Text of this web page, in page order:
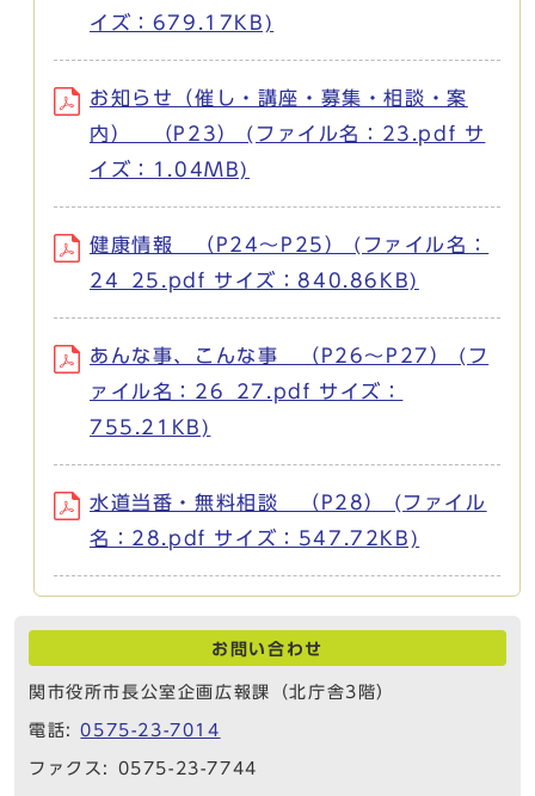
イズ：679.17KB)
お知らせ（催し・講座・募集・相談・案
内） （P23） (ファイル名：23.pdf サ
イズ：1.04MB)
健康情報 （P24～P25） (ファイル名：
24_25.pdf サイズ：840.86KB)
あんな事、こんな事 （P26～P27） (フ
ァイル名：26_27.pdf サイズ：
755.21KB)
水道当番・無料相談 （P28） (ファイル
名：28.pdf サイズ：547.72KB)
お問い合わせ
関市役所市長公室企画広報課（北庁舎3階）
電話:0575-23-7014
ファクス: 0575-23-7744